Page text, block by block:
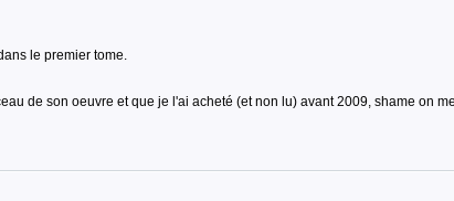
le premier tome.
de son oeuvre et que je l'ai acheté (et non lu) avant 2009, shame on